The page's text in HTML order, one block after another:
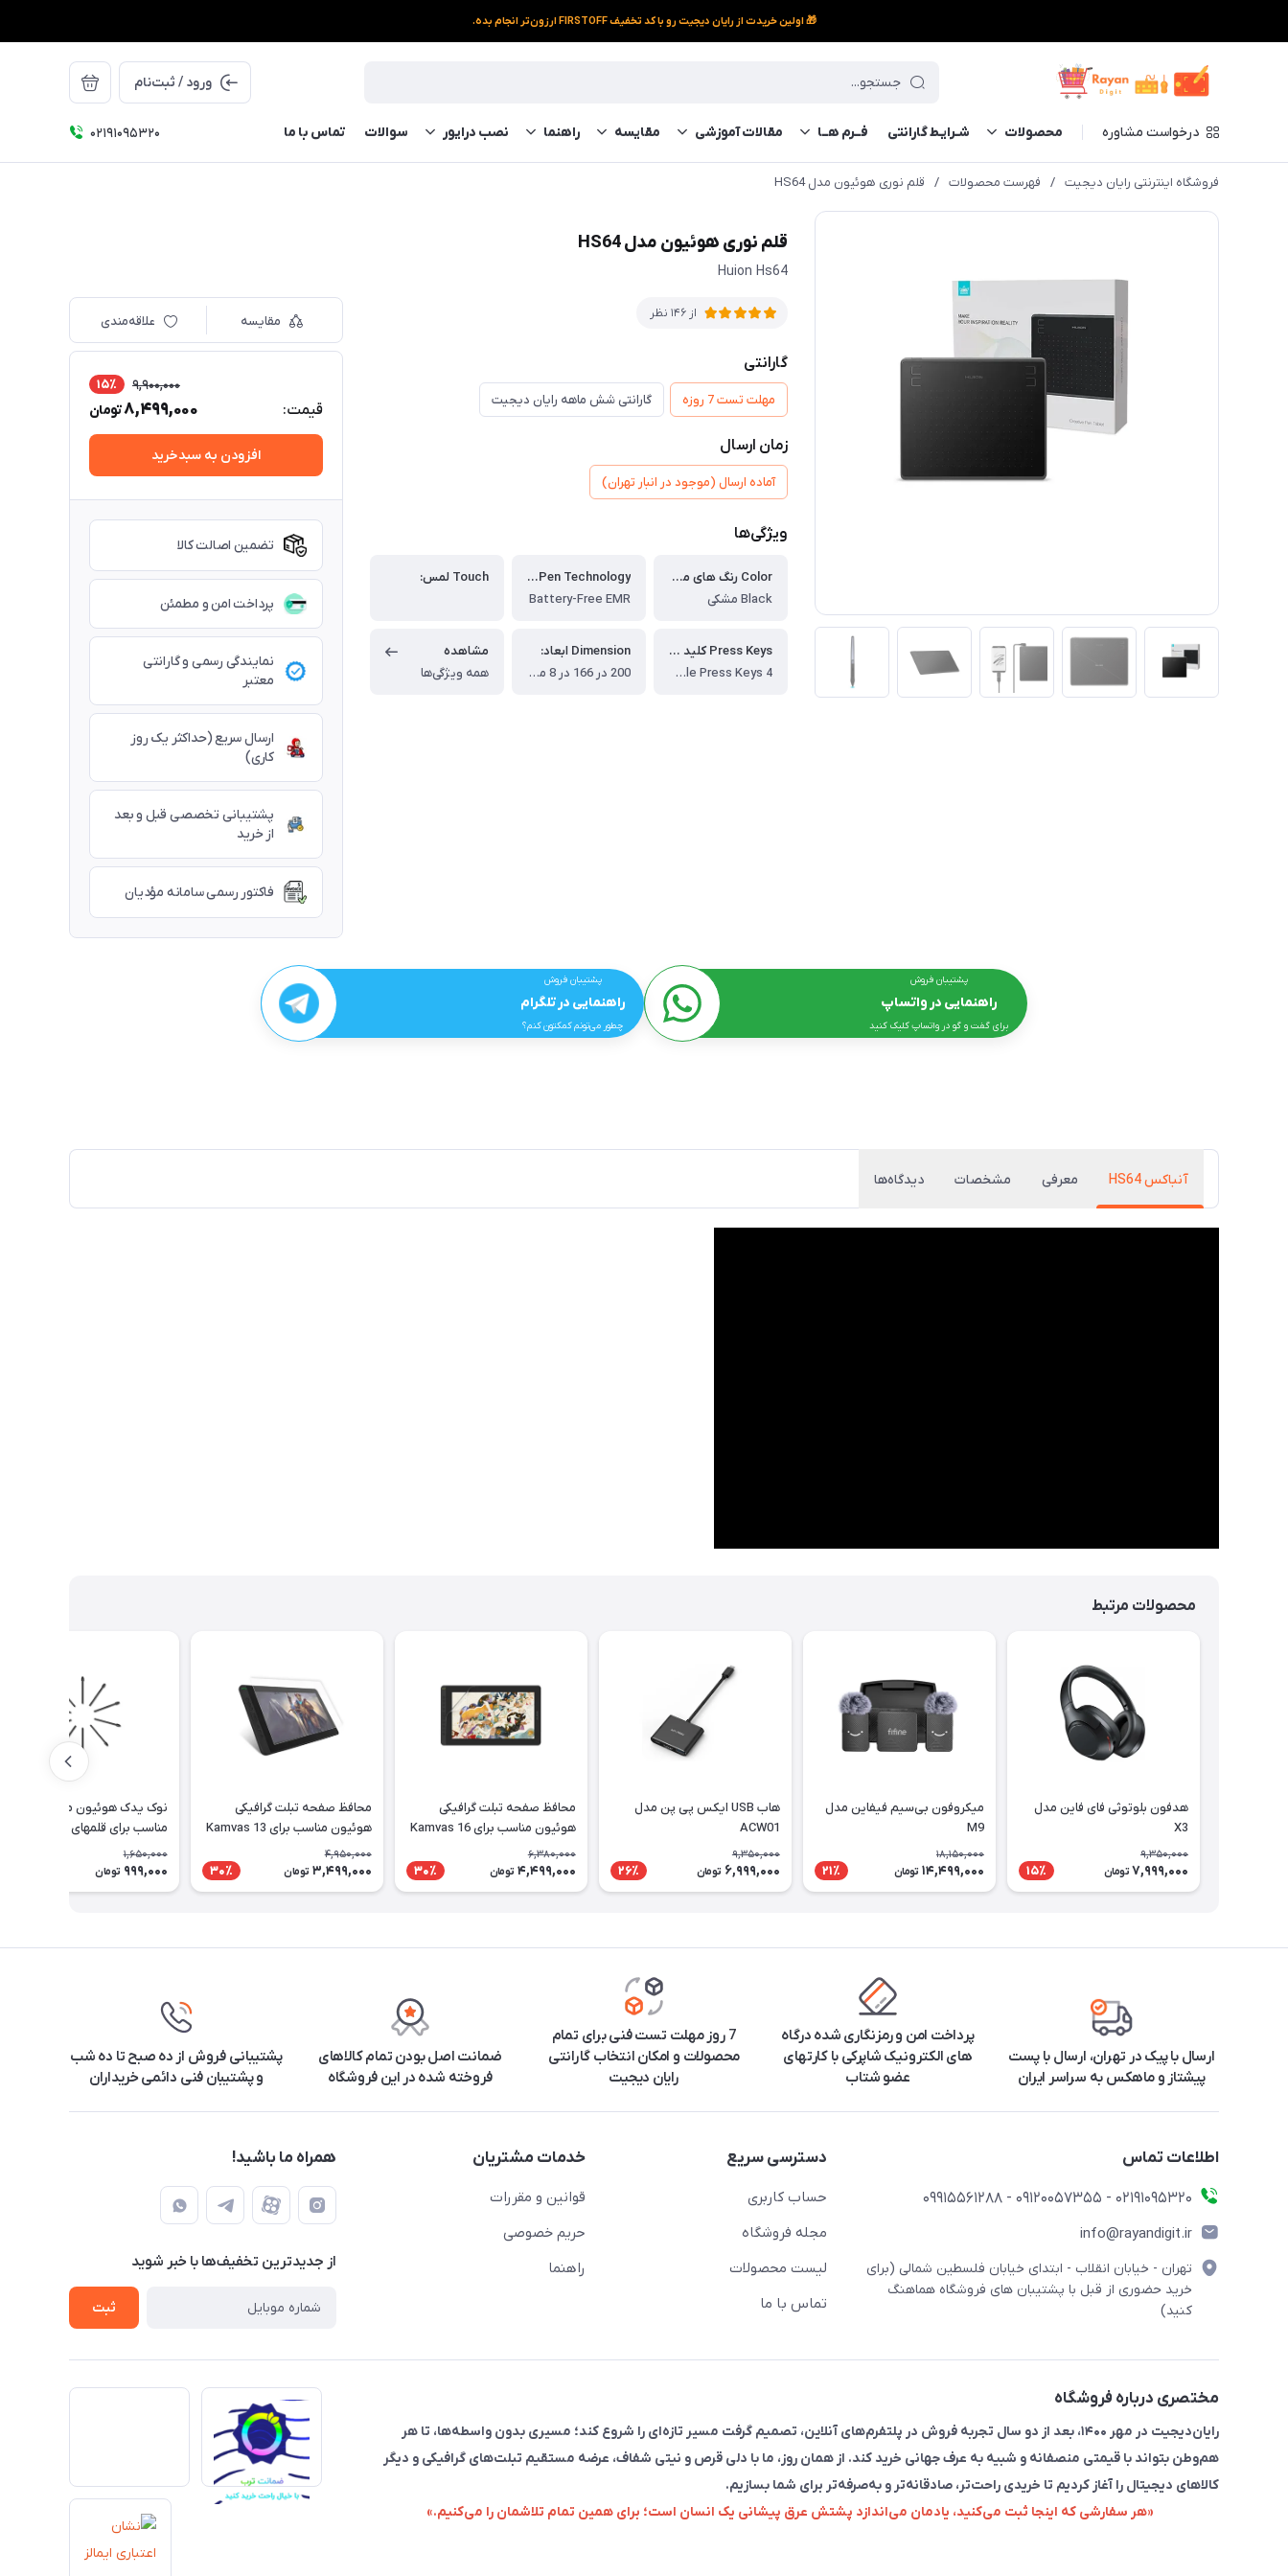
🎁 اولین خریدت از رایان دیجیت رو با کد تخفیف FIRSTOFF ارزون‌تر انجام بده.
ورود / ثبت‌نام
درخواست مشاوره محصولات شـرایـط گارانتی فــرم‌ هــا مقالات آموزشی مقایسه راهنما نصب درایور سوالات تماس با ما ۰۲۱91095320
فروشگاه اینترنتی رایان دیجیت / فهرست محصولات / قلم نوری هوئیون مدل HS64
قلم نوری هوئیون مدل HS64
Huion Hs64
از 146 نظر
گارانتی
مهلت تست 7 روزه گارانتی شش ماهه رایان دیجیت
زمان ارسال
آماده ارسال (موجود در انبار تهران)
ویژگی‌ها
Color رنگ های موجود:
Black مشکی
Pen Technology تکنولوژی قلم:
Battery-Free EMR
Touch لمس:
Press Keys کلید های فشاری (کلیدهای میانبر):
4 Programmable Press Keys
Dimension ابعاد:
200 در 166 در 8 میلی متر
مشاهده
همه ویژگی‌ها
مقایسه علاقه‌مندی
قیمت:
9,900,000 15٪
8,499,000تومان
افزودن به سبدخرید
تضمین اصالت کالا
پرداخت امن و مطمئن
نمایندگی رسمی و گارانتی
معتبر
ارسال سریع (حداکثر یک روز
کاری)
پشتیبانی تخصصی قبل و بعد
از خرید
فاکتور رسمی سامانه مؤدیان
پشتیبان فروش
راهنمایی در واتساپ
برای گفت و گو در واتساپ کلیک کنید
پشتیبان فروش
راهنمایی در تلگرام
چطور می‌تونم کمکتون کنم؟
آنباکس HS64 معرفی مشخصات دیدگاه‌ها
محصولات مرتبط
هدفون بلوتوثی فای فاین مدل
X3
9,350,000
7,999,000 تومان 15٪
میکروفون بی‌سیم فیفاین مدل
M9
18,150,000
14,499,000 تومان 21٪
هاب USB ایکس پی پن مدل
ACW01
9,350,000
6,999,000 تومان 26٪
محافظ صفحه تبلت گرافیکی
هوئیون مناسب برای Kamvas 16
6,380,000
4,499,000 تومان 30٪
محافظ صفحه تبلت گرافیکی
هوئیون مناسب برای Kamvas 13
4,950,000
3,499,000 تومان 30٪
PW110
1,650,000
999,000 تومان
ارسال با پیک در تهران، ارسال با پست
پیشتاز و ماهکس به سراسر ایران
پرداخت امن و رمزنگاری شده درگاه
های الکترونیک شاپرکی با کارتهای
عضو شتاب
7 روز مهلت تست فنی برای تمام
محصولات و امکان انتخاب گارانتی
رایان دیجیت
ضمانت اصل بودن تمام کالاهای
فروخته شده در این فروشگاه
پشتیبانی فروش از ده صبح تا ده شب
و پشتیبان فنی دائمی خریداران
اطلاعات تماس
۰۲۱91095320 - 09120057355 - 09915561288
info@rayandigit.ir
تهران - خیابان انقلاب - ابتدای خیابان فلسطین شمالی (برای
خرید حضوری از قبل با پشتیبان های فروشگاه هماهنگ
کنید)
دسترسی سریع
حساب کاربری
مجله فروشگاه
لیست محصولات
تماس با ما
خدمات مشتریان
قوانین و مقررات
حریم خصوصی
راهنما
همراه ما باشید!
از جدید‌ترین تخفیف‌ها با‌ خبر شوید
ثبت
مختصری درباره فروشگاه
رایان‌دیجیت در مهر ۱۴۰۰، بعد از دو سال تجربه فروش در پلتفرم‌های آنلاین، تصمیم گرفت مسیر تازه‌ای را شروع کند؛ مسیری بدون واسطه‌ها، تا هر
هم‌وطن بتواند با قیمتی منصفانه و شبیه به عرف جهانی خرید کند. از همان روز، ما با دلی قرص و نیتی شفاف، عرضه مستقیم تبلت‌های گرافیکی و دیگر
کالاهای دیجیتال را آغاز کردیم تا خریدی راحت‌تر، صادقانه‌تر و به‌صرفه‌تر برای شما بسازیم.
«هر سفارشی که اینجا ثبت می‌کنید، یادمان می‌اندازد پشتش عرق پیشانی یک انسان است؛ برای همین تمام تلاشمان را می‌کنیم.»